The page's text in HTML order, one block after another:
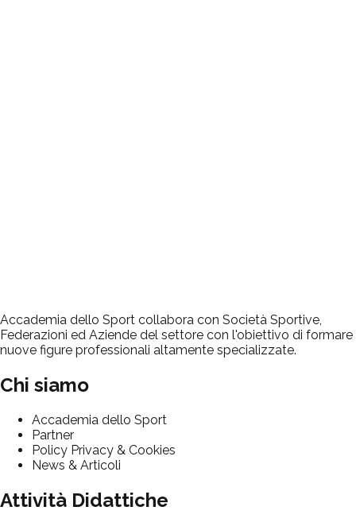
Accademia dello Sport collabora con Società Sportive,
Federazioni ed Aziende del settore con l'obiettivo di formare
nuove figure professionali altamente specializzate.
Chi siamo
Accademia dello Sport
Partner
Policy Privacy & Cookies
News & Articoli
Attività Didattiche